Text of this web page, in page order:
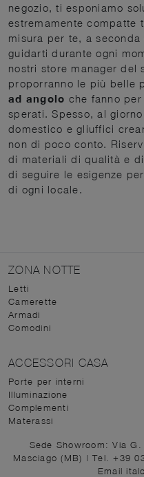
negozio, ti esponiamo
estremamente compatte
misura per te, a
guidarti durante ogni
nostri store manager del
proporranno le più belle
ad angolo che fanno
sperati. Spesso, al
domestico e gliuffici
non di poco conto.
di materiali di qualità e
di seguire le esigenze
di ogni locale.
ZONA NOTTE
Letti
Camerette
Armadi
Comodini
ACCESSORI CASA
Porte per interni
Illuminazione
Complementi
Materassi
Sede Showroom: Via
Masciago (MB) | Tel. +39
Email